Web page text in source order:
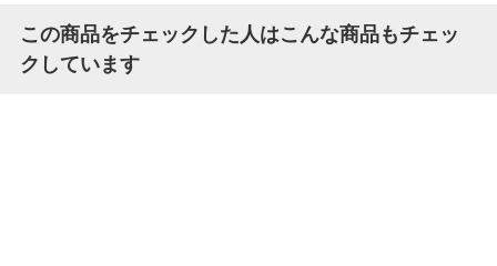
この商品をチェックした人はこんな商品もチェッ
クしています